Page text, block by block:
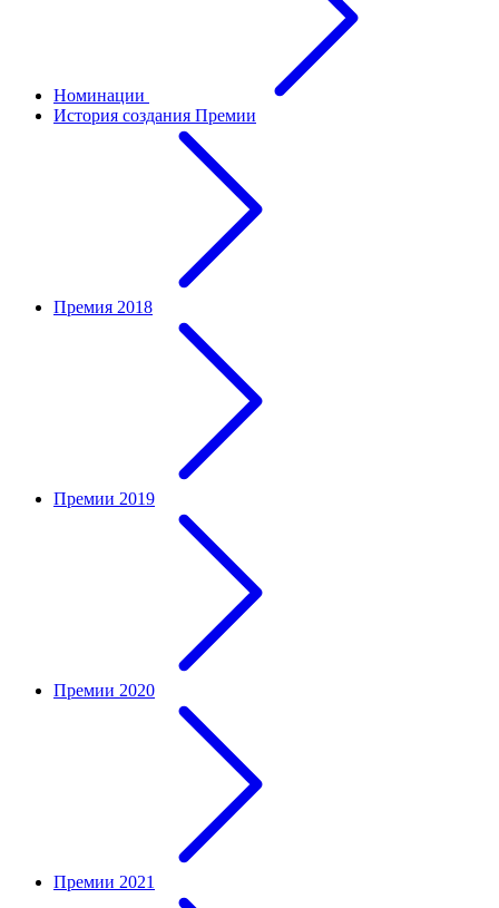
Номинации
История создания Премии
Премия 2018
Премии 2019
Премии 2020
Премии 2021